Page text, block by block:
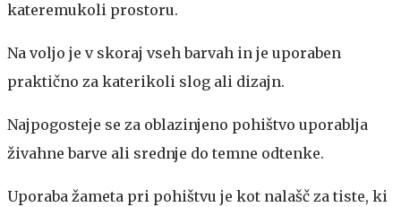
kateremukoli prostoru.
Na voljo je v skoraj vseh barvah in je uporaben
praktično za katerikoli slog ali dizajn.
Najpogosteje se za oblazinjeno pohištvo uporablja
živahne barve ali srednje do temne odtenke.
Uporaba žameta pri pohištvu je kot nalašč za tiste, ki